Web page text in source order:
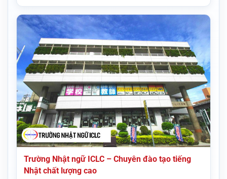
Trường Nhật ngữ ICLC – Chuyên đào tạo tiếng
Nhật chất lượng cao